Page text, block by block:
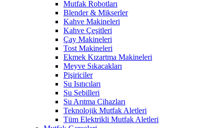
Mutfak Robotları
Blender & Mikserler
Kahve Makineleri
Kahve Çeşitleri
Çay Makineleri
Tost Makineleri
Ekmek Kızartma Makineleri
Meyve Sıkacakları
Pişiriciler
Su Isıtıcıları
Su Sebilleri
Su Arıtma Cihazları
Teknolojik Mutfak Aletleri
Tüm Elektrikli Mutfak Aletleri